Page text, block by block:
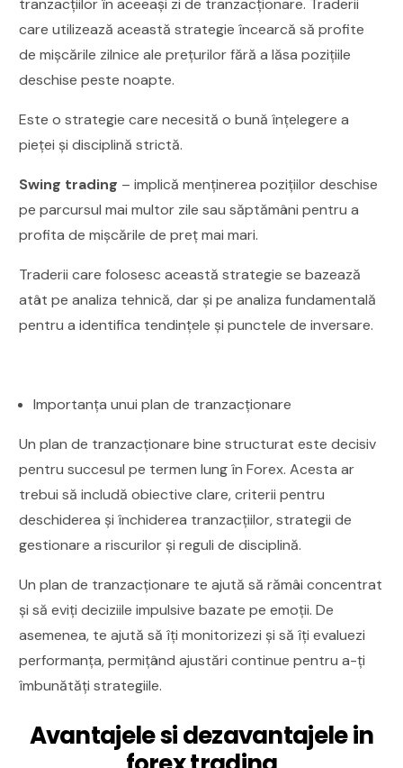
tranzacțiilor în aceeași zi de tranzacționare. Traderii
care utilizează această strategie încearcă să profite
de mișcările zilnice ale prețurilor fără a lăsa pozițiile
deschise peste noapte.
Este o strategie care necesită o bună înțelegere a
pieței și disciplină strictă.
Swing trading – implică menținerea pozițiilor deschise
pe parcursul mai multor zile sau săptămâni pentru a
profita de mișcările de preț mai mari.
Traderii care folosesc această strategie se bazează
atât pe analiza tehnică, dar și pe analiza fundamentală
pentru a identifica tendințele și punctele de inversare.
Importanța unui plan de tranzacționare
Un plan de tranzacționare bine structurat este decisiv
pentru succesul pe termen lung în Forex. Acesta ar
trebui să includă obiective clare, criterii pentru
deschiderea și închiderea tranzacțiilor, strategii de
gestionare a riscurilor și reguli de disciplină.
Un plan de tranzacționare te ajută să rămâi concentrat
și să eviți deciziile impulsive bazate pe emoții. De
asemenea, te ajută să îți monitorizezi și să îți evaluezi
performanța, permițând ajustări continue pentru a-ți
îmbunătăți strategiile.
Avantajele si dezavantajele in